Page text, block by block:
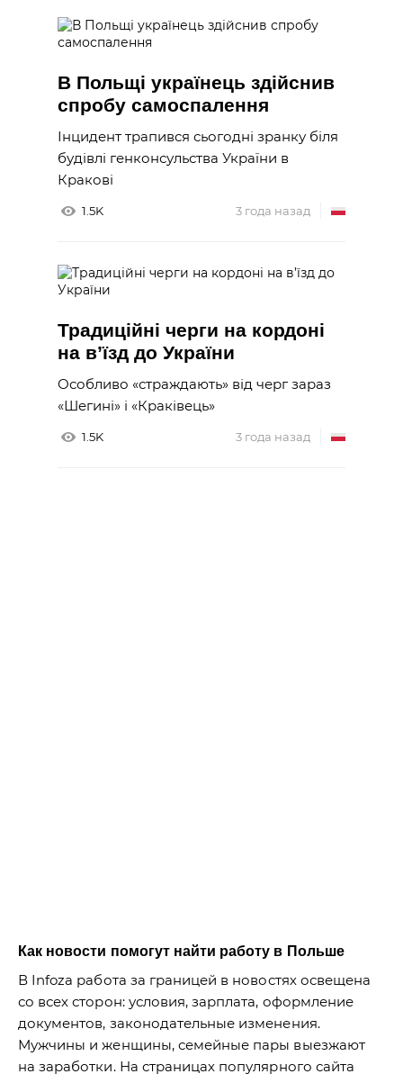
В Польщі українець здійснив
спробу самоспалення
Інцидент трапився сьогодні зранку біля
будівлі генконсульства України в
Кракові
1.5K 3 года назад
Традиційні черги на кордоні
на в’їзд до України
Особливо «страждають» від черг зараз
«Шегині» і «Краківець»
1.5K 3 года назад
Как новости помогут найти работу в Польше
В Infoza работа за границей в новостях освещена
со всех сторон: условия, зарплата, оформление
документов, законодательные изменения.
Мужчины и женщины, семейные пары выезжают
на заработки. На страницах популярного сайта